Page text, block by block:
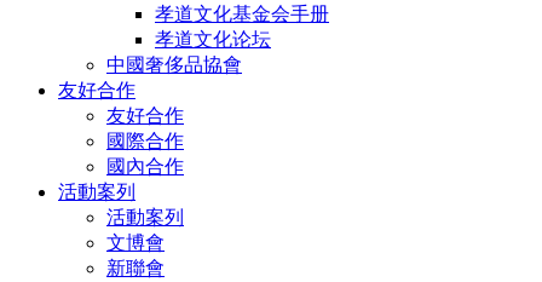
孝道文化基金会手册
孝道文化论坛
中國奢侈品協會
友好合作
友好合作
國際合作
國內合作
活動案列
活動案列
文博會
新聯會